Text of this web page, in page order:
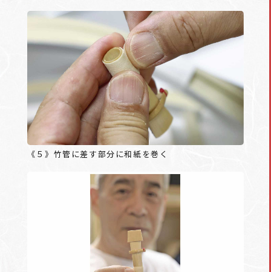
《５》竹管に差す部分に和紙を巻く